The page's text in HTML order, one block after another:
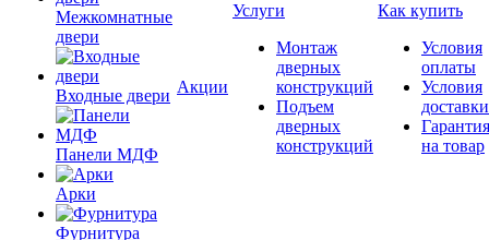
Межкомнатные
двери
Входные двери
Панели МДФ
Арки
Фурнитура
Акции
Услуги
Монтаж
дверных
конструкций
Подъем
дверных
конструкций
Как купить
Условия
оплаты
Условия
доставки
Гарантия
на товар